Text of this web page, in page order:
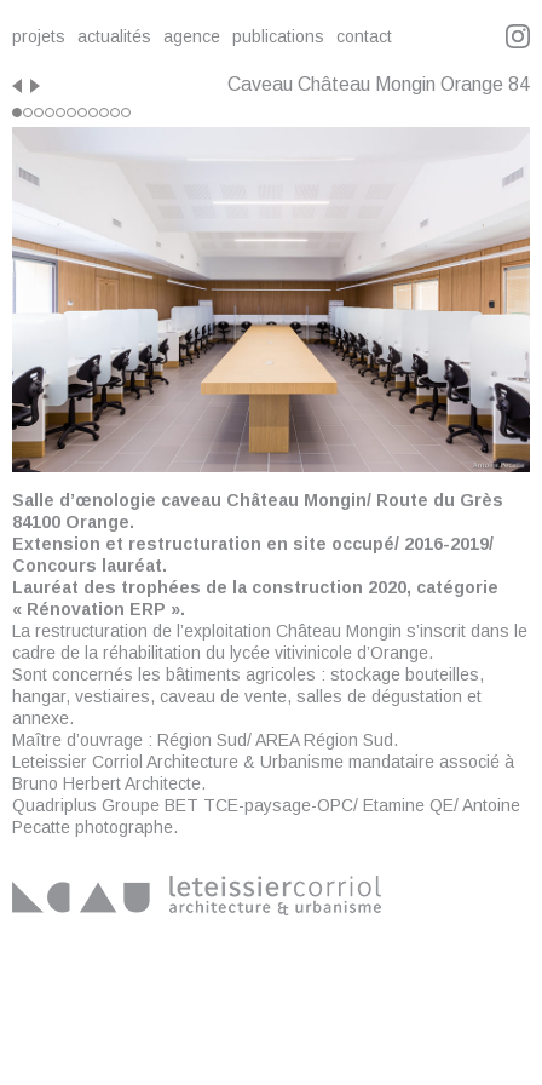
projets actualités agence publications contact
Caveau Château Mongin Orange 84
Salle d’œnologie caveau Château Mongin/ Route du Grès
84100 Orange.
Extension et restructuration en site occupé/ 2016-2019/
Concours lauréat.
Lauréat des trophées de la construction 2020, catégorie
« Rénovation ERP ».
La restructuration de l’exploitation Château Mongin s’inscrit dans le
cadre de la réhabilitation du lycée vitivinicole d’Orange.
Sont concernés les bâtiments agricoles : stockage bouteilles,
hangar, vestiaires, caveau de vente, salles de dégustation et
annexe.
Maître d’ouvrage : Région Sud/ AREA Région Sud.
Leteissier Corriol Architecture & Urbanisme mandataire associé à
Bruno Herbert Architecte.
Quadriplus Groupe BET TCE-paysage-OPC/ Etamine QE/ Antoine
Pecatte photographe.